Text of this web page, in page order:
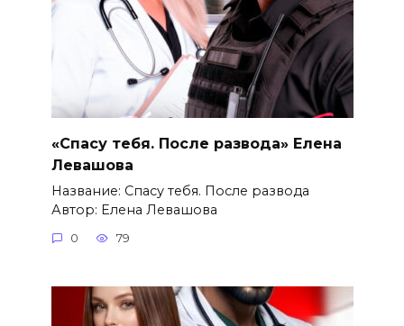
«Спасу тебя. После развода» Елена
Левашова
Название: Спасу тебя. После развода
Автор: Елена Левашова
0 79